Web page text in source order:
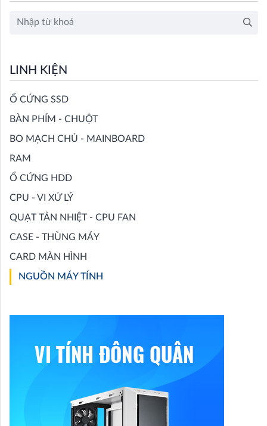
LINH KIỆN
Ổ CỨNG SSD
BÀN PHÍM - CHUỘT
BO MẠCH CHỦ - MAINBOARD
RAM
Ổ CỨNG HDD
CPU - VI XỬ LÝ
QUẠT TẢN NHIỆT - CPU FAN
CASE - THÙNG MÁY
CARD MÀN HÌNH
NGUỒN MÁY TÍNH